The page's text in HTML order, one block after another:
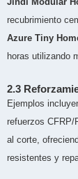
recubrimiento
Azure Tiny
horas utilizando
2.3
Ejemplos
refuerzos CFRP/
al corte,
resistentes y